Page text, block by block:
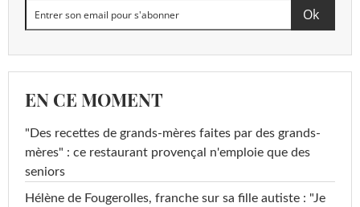
EN CE MOMENT
"Des recettes de grands-mères faites par des grands-
mères" : ce restaurant provençal n'emploie que des
seniors
Hélène de Fougerolles, franche sur sa fille autiste : "Je